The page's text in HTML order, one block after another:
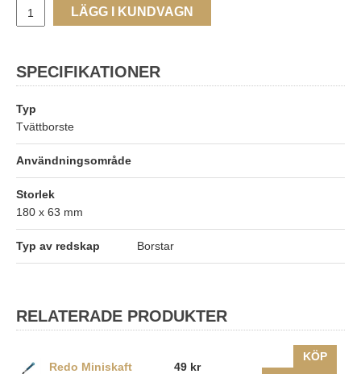
LÄGG I KUNDVAGN
SPECIFIKATIONER
Typ
Tvättborste
Användningsområde
Storlek
180 x 63 mm
Typ av redskap Borstar
RELATERADE PRODUKTER
Redo Miniskaft 49 kr
KÖP